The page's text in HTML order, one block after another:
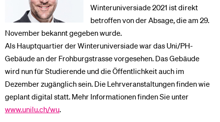
Winteruniversiade 2021 ist direkt
betroffen von der Absage, die am 29.
November bekannt gegeben wurde.
Als Hauptquartier der Winteruniversiade war das Uni/PH-
Gebäude an der Frohburgstrasse vorgesehen. Das Gebäude
wird nun für Studierende und die Öffentlichkeit auch im
Dezember zugänglich sein. Die Lehrveranstaltungen finden wie
geplant digital statt. Mehr Informationen finden Sie unter
www.unilu.ch/wu.